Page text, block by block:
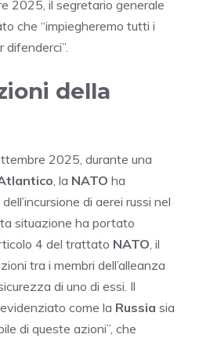
2025, il segretario generale
che “impiegheremo tutti i
difenderci”.
della
2025, durante una
, la NATO ha
di aerei russi nel
situazione ha portato
4 del trattato NATO, il
tra i membri dell’alleanza
di uno di essi. Il
come la Russia sia
di queste azioni”, che